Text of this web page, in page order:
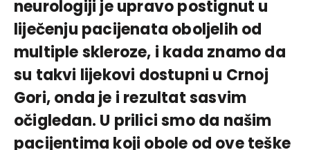
neurologiji je upravo postignut u
liječenju pacijenata oboljelih od
multiple skleroze, i kada znamo da
su takvi lijekovi dostupni u Crnoj
Gori, onda je i rezultat sasvim
očigledan. U prilici smo da našim
pacijentima koji obole od ove teške